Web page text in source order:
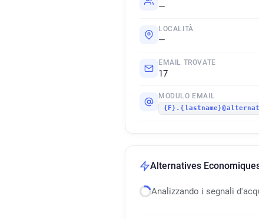
—
LOCALITÀ
—
EMAIL TROVATE
17
MODULO EMAIL
Alternatives
Analizzando i segnali